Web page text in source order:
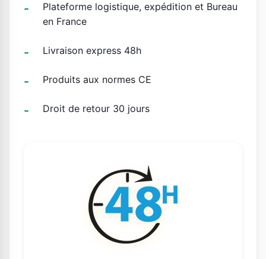
Plateforme logistique, expédition et Bureau
en France
Livraison express 48h
Produits aux normes CE
Droit de retour 30 jours